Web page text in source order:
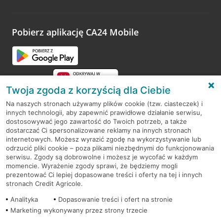
opinie.
Pobierz aplikację CA24 Mobile
RODO
Regulamin serwisu
Mapa serwisu
PolitykaCookies
Twoja zgoda z korzyścią dla Ciebie
Na naszych stronach używamy plików cookie (tzw. ciasteczek) i
innych technologii, aby zapewnić prawidłowe działanie serwisu,
dostosowywać jego zawartość do Twoich potrzeb, a także
dostarczać Ci spersonalizowane reklamy na innych stronach
internetowych. Możesz wyrazić zgodę na wykorzystywanie lub
odrzucić pliki cookie – poza plikami niezbędnymi do funkcjonowania
serwisu. Zgody są dobrowolne i możesz je wycofać w każdym
momencie. Wyrażenie zgody sprawi, że będziemy mogli
prezentować Ci lepiej dopasowane treści i oferty na tej i innych
stronach Credit Agricole.
Analityka
Dopasowanie treści i ofert na stronie
Marketing wykonywany przez strony trzecie